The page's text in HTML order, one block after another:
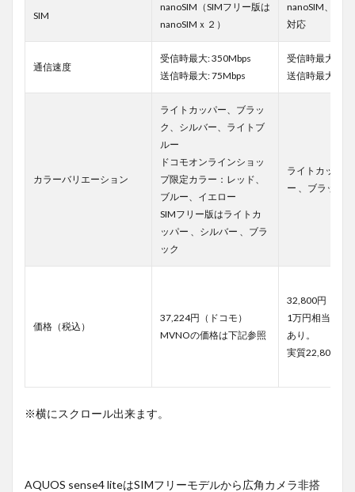
SIM
nanoSIM（SIMフリー版は
nanoSIMｘ２）
nanoSIM、
対応
通信速度
受信時最大: 350Mbps
送信時最大: 75Mbps
受信時最大:
送信時最大:
カラーバリエーション
ライトカッパー、ブラッ
ク、シルバー、ライトブ
ルー
ドコモオンラインショッ
プ限定カラー：レッド、
ブルー、イエロー
SIMフリー版はライトカ
ッパー 、シルバー 、ブラ
ック
ライトカッパ
ー 、ブラック
価格（税込）
37,224円（ドコモ）
MVNOの価格は下記参照
32,800円
1万円相当のポ
あり。
実質22,800円
※横にスクロール出来ます。
AQUOS sense4 liteはSIMフリーモデルから広角カメラ非搭